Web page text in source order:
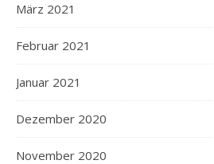
März 2021
Februar 2021
Januar 2021
Dezember 2020
November 2020